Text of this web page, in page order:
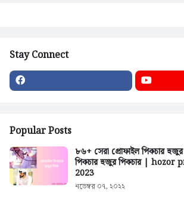
Stay Connect
Popular Posts
৮৬+ সেরা প্রোফাইল পিকচার হুজুর
পিকচার হুজুর পিকচার |
2023
নভেম্বর ০৭, ২০২২